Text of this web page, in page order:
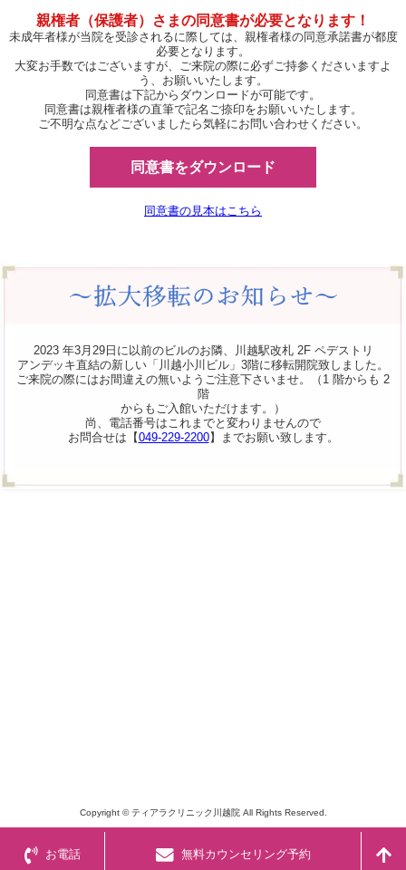
親権者（保護者）さまの同意書が必要となります！
未成年者様が当院を受診されるに際しては、親権者様の同意承諾書が都度
必要となります。
大変お手数ではございますが、ご来院の際に必ずご持参くださいますよ
う、お願いいたします。
同意書は下記からダウンロードが可能です。
同意書は親権者様の直筆で記名ご捺印をお願いいたします。
ご不明な点などございましたら気軽にお問い合わせください。
同意書をダウンロード
同意書の見本はこちら
2023 年3月29日に以前のビルのお隣、川越駅改札 2F ペデストリ
アンデッキ直結の新しい「川越小川ビル」3階に移転開院致しました。
ご来院の際にはお間違えの無いようご注意下さいませ。（1 階からも 2
階
からもご入館いただけます。）
尚、電話番号はこれまでと変わりませんので
お問合せは【049-229-2200】までお願い致します。
Copyright © ティアラクリニック川越院 All Rights Reserved.
お電話 無料カウンセリング予約